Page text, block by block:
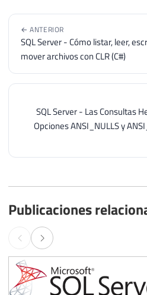
← ANTERIOR
SQL Server - Cómo listar, leer,
mover archivos con CLR (C#)
SQL Server - Las Consultas
Opciones ANSI_NULLS y
Publicaciones